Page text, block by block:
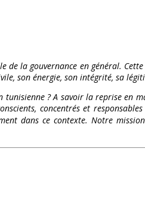
de la gouvernance en général.
son énergie, son intégrité, sa
tunisienne ? A savoir la reprise
concentrés et
dans ce contexte. Notre